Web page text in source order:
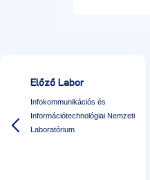
Előző Labor
Infokommunikációs és
Információtechnológiai Nemzeti
Laboratórium